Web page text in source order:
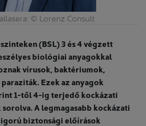
© Lorenz Consult
(BSL) 3 és 4 végzett
biológiai anyagokkal
vírusok, baktériumok,
Ezek az anyagok
1-től 4-ig terjedő kockázati
A legmagasabb kockázati
biztonsági előírások